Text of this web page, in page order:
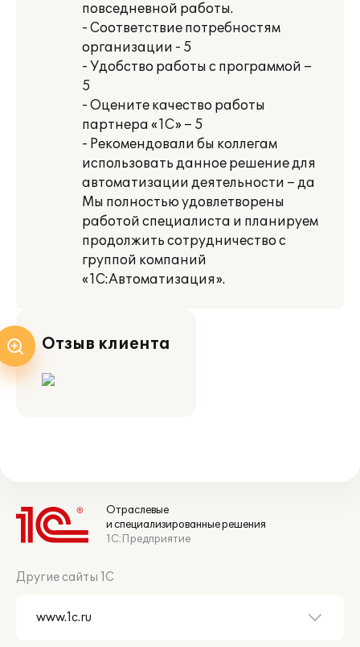
повседневной работы.
- Соответствие потребностям
организации - 5
- Удобство работы с программой –
5
- Оцените качество работы
партнера «1С» – 5
- Рекомендовали бы коллегам
использовать данное решение для
автоматизации деятельности – да
Мы полностью удовлетворены
работой специалиста и планируем
продолжить сотрудничество с
группой компаний
«1С:Автоматизация».
Отзыв клиента
Отраслевые
и специализированные решения
1С:Предприятие
Другие сайты 1С